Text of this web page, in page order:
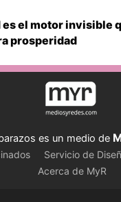
es el motor invisible
prosperidad
es un medio de
Servicio de
Acerca de MyR